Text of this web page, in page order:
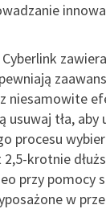
niesamowite
usuwaj tła,
procesu
krotnie
przy pomocy
w